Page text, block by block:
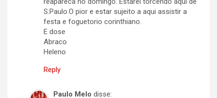
S.Paulo.O pior e estar sujeito a aqui assistir a
festa e foguetorio corinthiano.
E dose
Abraco
Heleno
Reply
Paulo Melo disse: